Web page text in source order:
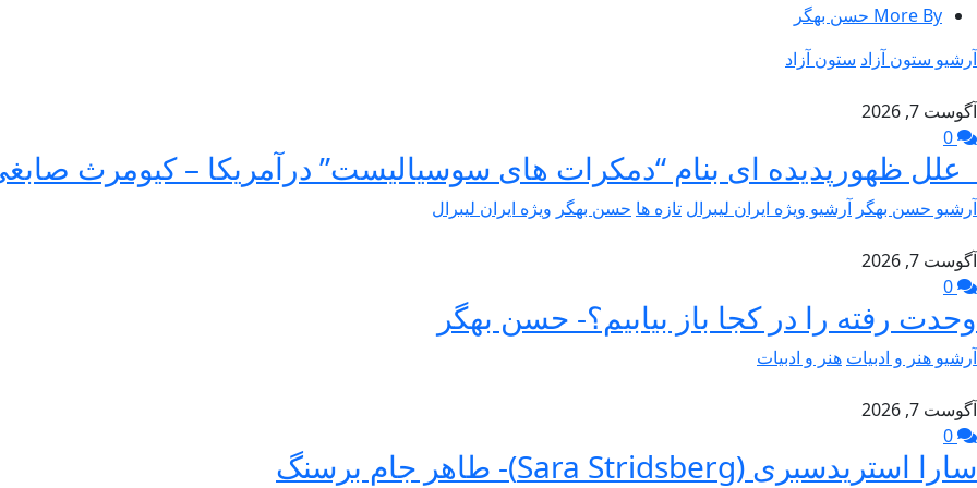
More By حسن بهگر
آرشیو ستون آزاد ستون آزاد
آگوست 7, 2026
علل ظهورپدیده ای بنام “دمکرات های سوسیالیست” درآمریکا – کیومرث
آرشیو حسن بهگر آرشیو ویژه ایران لیبرال تازه ها حسن بهگر ویژه ایران لیبرال
آگوست 7, 2026
وحدت رفته را در کجا باز بیابیم؟- حسن بهگر
آرشیو هنر و ادبیات هنر و ادبیات
آگوست 7, 2026
سارا استریدسبری (Sara Stridsberg)- طاهر جام برسنگ